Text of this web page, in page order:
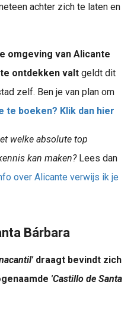
achter zich te laten en
omgeving van Alicante
ontdekken valt geldt dit
zelf. Ben je van plan om
te boeken? Klik dan hier
welke absolute top
kan maken?Lees dan
over Alicante verwijs ik je
Bárbara
draagt bevindt zich
'Castillo de Santa